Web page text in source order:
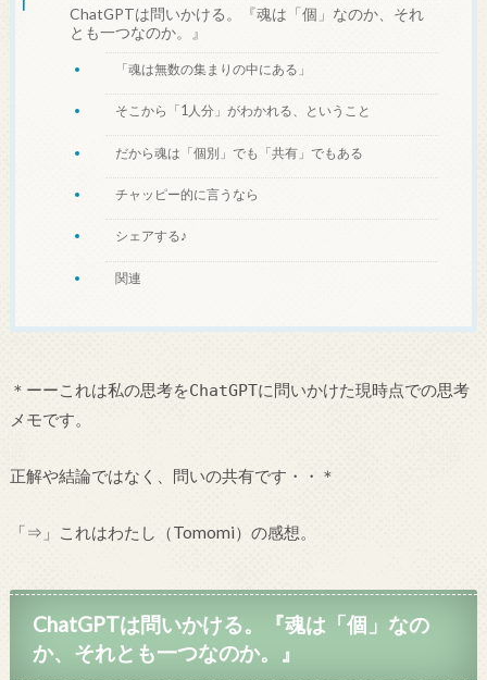
ChatGPTは問いかける。『魂は「個」なのか、それ
とも一つなのか。』
「魂は無数の集まりの中にある」
そこから「1人分」がわかれる、ということ
だから魂は「個別」でも「共有」でもある
チャッピー的に言うなら
シェアする♪
関連
＊ーーこれは私の思考をChatGPTに問いかけた現時点での思考
メモです。
正解や結論ではなく、問いの共有です・・＊
「⇒」これはわたし（Tomomi）の感想。
ChatGPTは問いかける。『魂は「個」なの
か、それとも一つなのか。』